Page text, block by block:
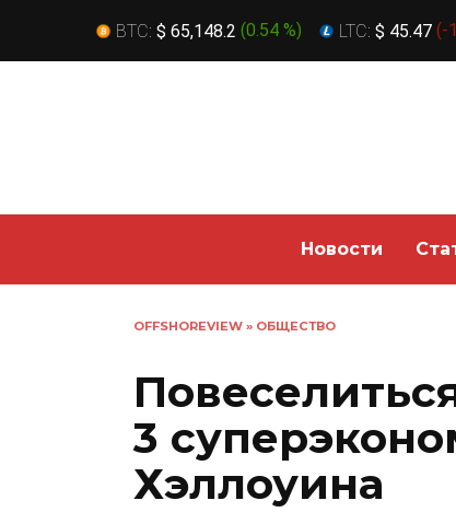
BTC: $ 65,148.2 (0.54 %) LTC: $ 45.47 (-
Новости
OFFSHOREVIEW » ОБЩЕСТВО
3
Хэллоуина